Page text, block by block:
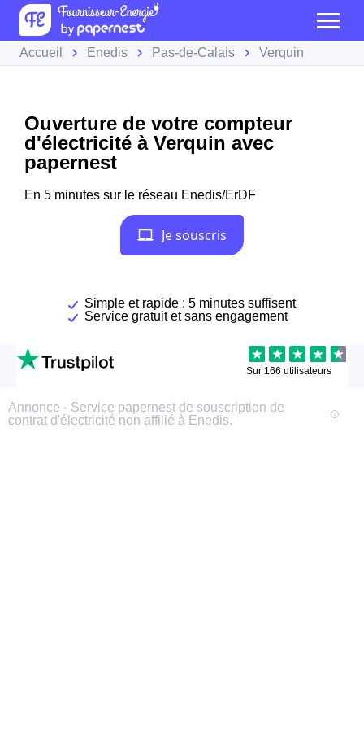
Accueil Enedis Pas-de-Calais Verquin